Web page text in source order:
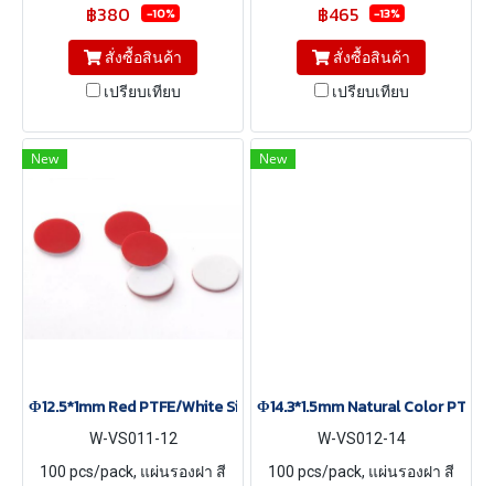
฿380 -10%
สั่งซื้อสินค้า
เปรียบเทียบ
฿465 -13%
สั่งซื้อสินค้า
เปรียบเทียบ
New
Φ12.5*1mm Red PTFE/White Silicone Septa, 100 pcs/pack
W-VS011-12
100 pcs/pack, แผ่นรองฝา สี
New
Φ14.3*1.5mm Natural Color
W-VS012-14
100 pcs/pack, แผ่นรองฝา สี